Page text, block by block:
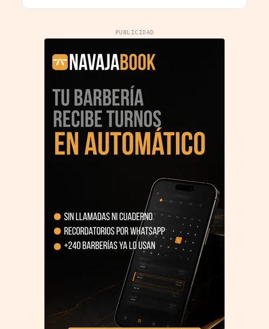
PUBLICIDAD